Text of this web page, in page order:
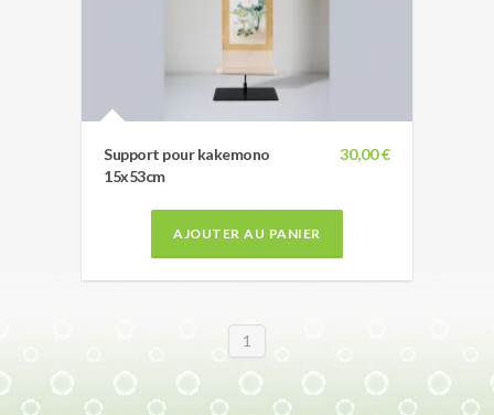
30,00 €
Support pour kakemono
15x53cm
AJOUTER AU PANIER
1